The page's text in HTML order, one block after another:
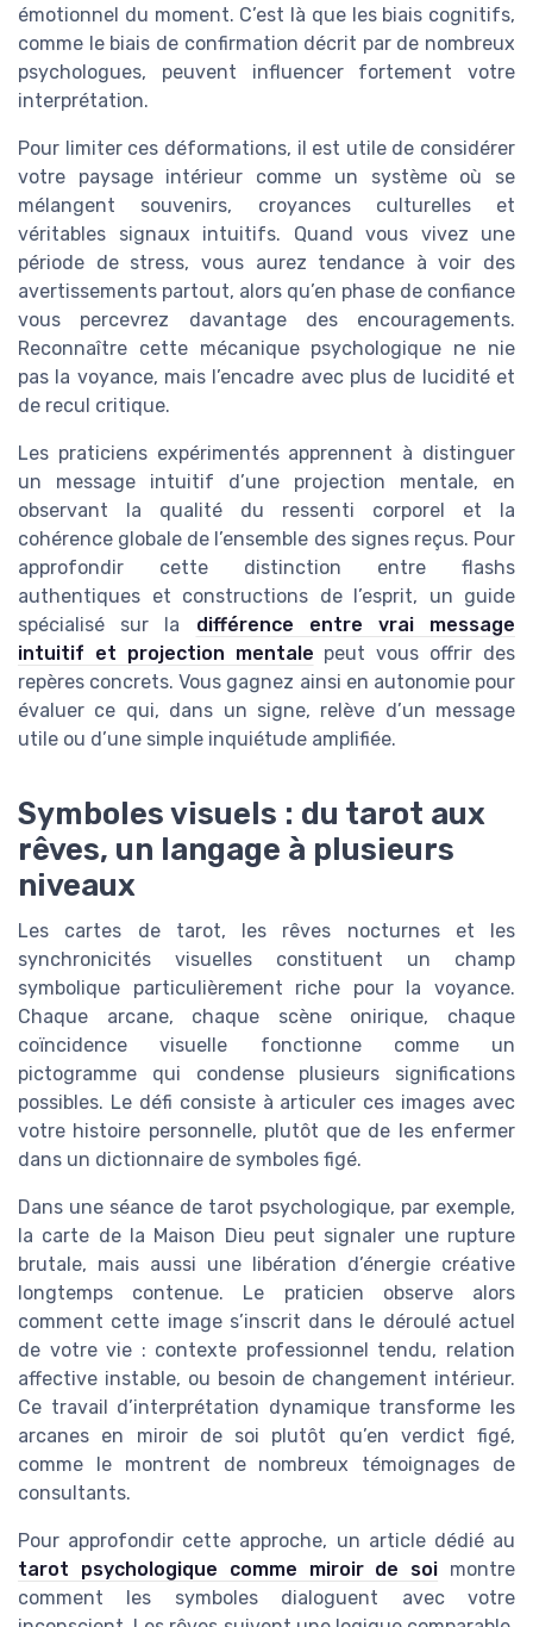
émotionnel du moment. C’est là que les biais cognitifs,
comme le biais de confirmation décrit par de nombreux
psychologues, peuvent influencer fortement votre
interprétation.
Pour limiter ces déformations, il est utile de considérer
votre paysage intérieur comme un système où se
mélangent souvenirs, croyances culturelles et
véritables signaux intuitifs. Quand vous vivez une
période de stress, vous aurez tendance à voir des
avertissements partout, alors qu’en phase de confiance
vous percevrez davantage des encouragements.
Reconnaître cette mécanique psychologique ne nie
pas la voyance, mais l’encadre avec plus de lucidité et
de recul critique.
Les praticiens expérimentés apprennent à distinguer
un message intuitif d’une projection mentale, en
observant la qualité du ressenti corporel et la
cohérence globale de l’ensemble des signes reçus. Pour
approfondir cette distinction entre flashs
authentiques et constructions de l’esprit, un guide
spécialisé sur la différence entre vrai message
intuitif et projection mentale peut vous offrir des
repères concrets. Vous gagnez ainsi en autonomie pour
évaluer ce qui, dans un signe, relève d’un message
utile ou d’une simple inquiétude amplifiée.
Symboles visuels : du tarot aux
rêves, un langage à plusieurs
niveaux
Les cartes de tarot, les rêves nocturnes et les
synchronicités visuelles constituent un champ
symbolique particulièrement riche pour la voyance.
Chaque arcane, chaque scène onirique, chaque
coïncidence visuelle fonctionne comme un
pictogramme qui condense plusieurs significations
possibles. Le défi consiste à articuler ces images avec
votre histoire personnelle, plutôt que de les enfermer
dans un dictionnaire de symboles figé.
Dans une séance de tarot psychologique, par exemple,
la carte de la Maison Dieu peut signaler une rupture
brutale, mais aussi une libération d’énergie créative
longtemps contenue. Le praticien observe alors
comment cette image s’inscrit dans le déroulé actuel
de votre vie : contexte professionnel tendu, relation
affective instable, ou besoin de changement intérieur.
Ce travail d’interprétation dynamique transforme les
arcanes en miroir de soi plutôt qu’en verdict figé,
comme le montrent de nombreux témoignages de
consultants.
Pour approfondir cette approche, un article dédié au
tarot psychologique comme miroir de soi montre
comment les symboles dialoguent avec votre